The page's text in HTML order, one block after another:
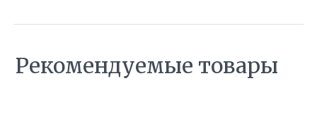
Рекомендуемые товары